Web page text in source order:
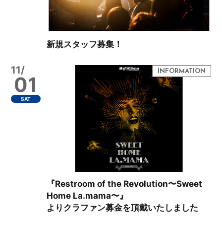
新規スタッフ募集！
11/
01
SAT
『Restroom of the Revolution〜Sweet
Home La.mama〜』
よりクラファン募金を頂戴いたしました